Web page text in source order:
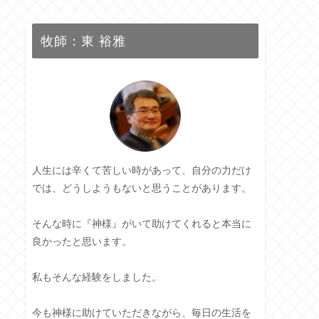
牧師：東 裕雅
人生には辛くて苦しい時があって、自分の力だけ
では、どうしようもないと思うことがあります。
そんな時に『神様』がいて助けてくれると本当に
良かったと思います。
私もそんな経験をしました。
今も神様に助けていただきながら、毎日の生活を